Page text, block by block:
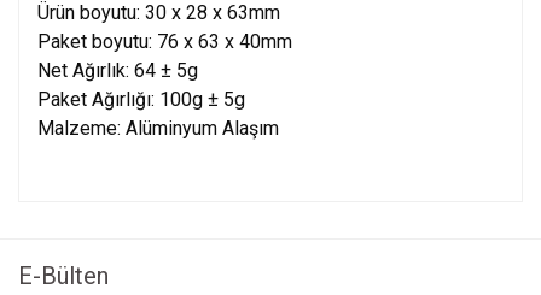
Ürün boyutu: 30 x 28 x 63mm
Paket boyutu: 76 x 63 x 40mm
Net Ağırlık: 64 ± 5g
Paket Ağırlığı: 100g ± 5g
Malzeme: Alüminyum Alaşım
E-Bülten